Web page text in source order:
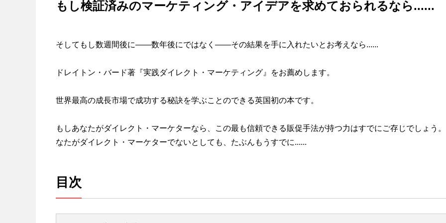
もし検証済みのマーケティング・アイデアを求めておられるなら......
そしてもし数週間後に――数年後にではなく――その結果を手に入れたいとお考えなら......
ドレイトン・バード著『実践ダイレクト・マーケティング』をお薦めします。
世界最高の成長市場で成功する秘訣を学ぶことのできる英国初の本です。
もしあなたがダイレクト・マーケターなら、この最も信頼できる販促手法が持つ力はすでにご存じでしょう
なたがダイレクト・マーケターでないとしても、たぶんもうすでに......
目次